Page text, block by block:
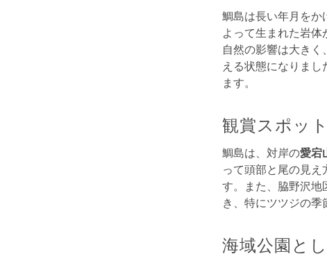
鯛島は長い年月をか
よって生まれた岩
自然の影響は大き
える状態になりま
ます。
観賞スポッ
鯛島は、対岸の愛宕
って頭部と尾の見
す。また、脇野沢地
き、特にツツジの季
海域公園と